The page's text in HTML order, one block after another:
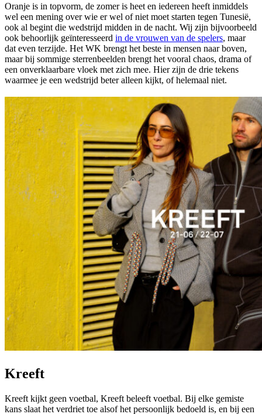
Oranje is in topvorm, de zomer is heet en iedereen heeft inmiddels
wel een mening over wie er wel of niet moet starten tegen Tunesië,
ook al begint die wedstrijd midden in de nacht. Wij zijn bijvoorbeeld
ook behoorlijk geïnteresseerd in de vrouwen van de spelers, maar
dat even terzijde. Het WK brengt het beste in mensen naar boven,
maar bij sommige sterrenbeelden brengt het vooral chaos, drama of
een onverklaarbare vloek met zich mee. Hier zijn de drie tekens
waarmee je een wedstrijd beter alleen kijkt, of helemaal niet.
Kreeft
Kreeft kijkt geen voetbal, Kreeft beleeft voetbal. Bij elke gemiste
kans slaat het verdriet toe alsof het persoonlijk bedoeld is, en bij een